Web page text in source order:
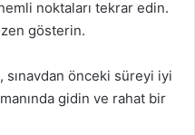
noktaları tekrar edin.
gösterin.
sınavdan önceki süreyi iyi
gidin ve rahat bir